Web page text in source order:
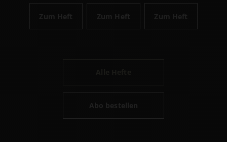
Zum Heft Zum Heft Zum Heft
Abo bestellen